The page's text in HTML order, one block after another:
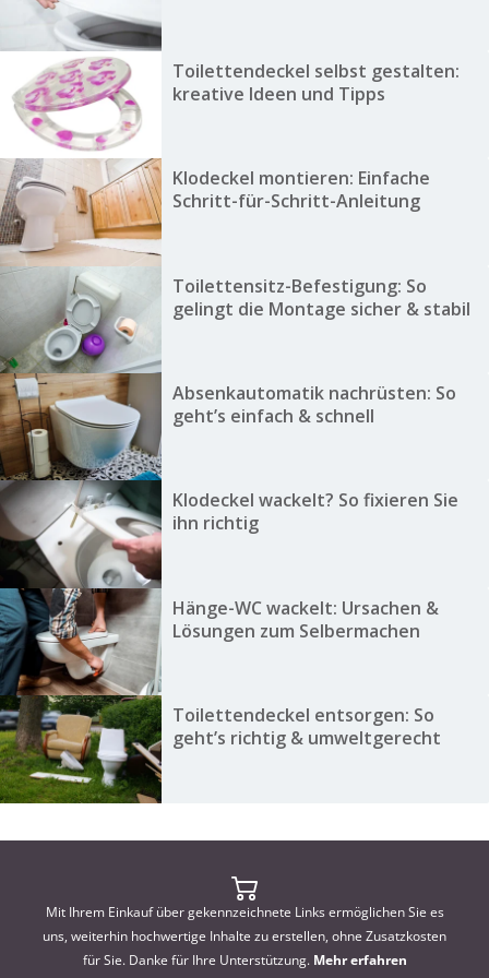
Toilettendeckel selbst gestalten:
kreative Ideen und Tipps
Klodeckel montieren: Einfache
Schritt-für-Schritt-Anleitung
Toilettensitz-Befestigung: So
gelingt die Montage sicher & stabil
Absenkautomatik nachrüsten: So
geht’s einfach & schnell
Klodeckel wackelt? So fixieren Sie
ihn richtig
Hänge-WC wackelt: Ursachen &
Lösungen zum Selbermachen
Toilettendeckel entsorgen: So
geht’s richtig & umweltgerecht
Mit Ihrem Einkauf über gekennzeichnete Links ermöglichen Sie es
uns, weiterhin hochwertige Inhalte zu erstellen, ohne Zusatzkosten
für Sie. Danke für Ihre Unterstützung. Mehr erfahren